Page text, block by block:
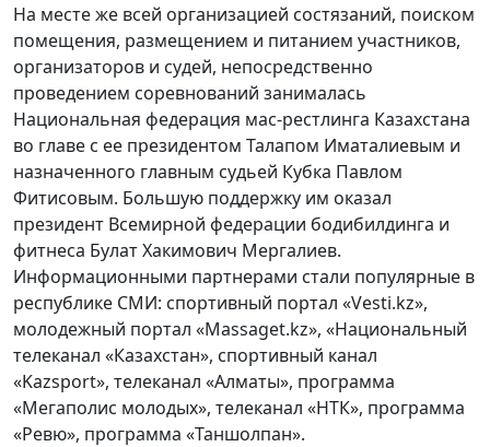
На месте же всей организацией состязаний, поиском
помещения, размещением и питанием участников,
организаторов и судей, непосредственно
проведением соревнований занималась
Национальная федерация мас-рестлинга Казахстана
во главе с ее президентом Талапом Иматалиевым и
назначенного главным судьей Кубка Павлом
Фитисовым. Большую поддержку им оказал
президент Всемирной федерации бодибилдинга и
фитнеса Булат Хакимович Мергалиев.
Информационными партнерами стали популярные в
республике СМИ: спортивный портал «Vesti.kz»,
молодежный портал «Massaget.kz», «Национальный
телеканал «Казахстан», спортивный канал
«Kazsport», телеканал «Алматы», программа
«Мегаполис молодых», телеканал «НТК», программа
«Ревю», программа «Таншолпан».